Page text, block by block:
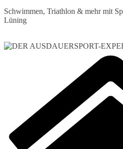
Schwimmen, Triathlon & mehr mit
Lüning